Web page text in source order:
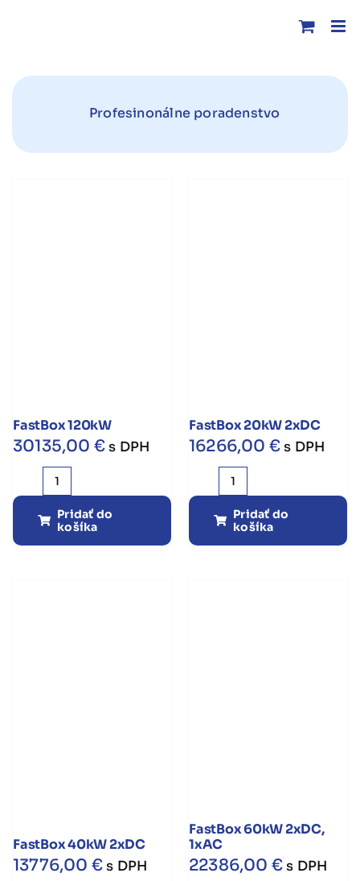
Profesinonálne poradenstvo
FastBox 120kW
30135,00 € s DPH
množstvo
FastBox
120kW
Pridať do
košíka
FastBox 20kW 2xDC
16266,00 € s DPH
množstvo
FastBox
20kW
2xDC
Pridať do
košíka
FastBox 40kW 2xDC
13776,00 € s DPH
FastBox 60kW 2xDC,
1xAC
22386,00 € s DPH